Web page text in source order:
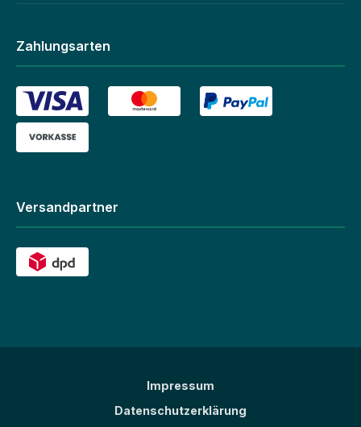
Zahlungsarten
Versandpartner
Impressum
Datenschutzerklärung